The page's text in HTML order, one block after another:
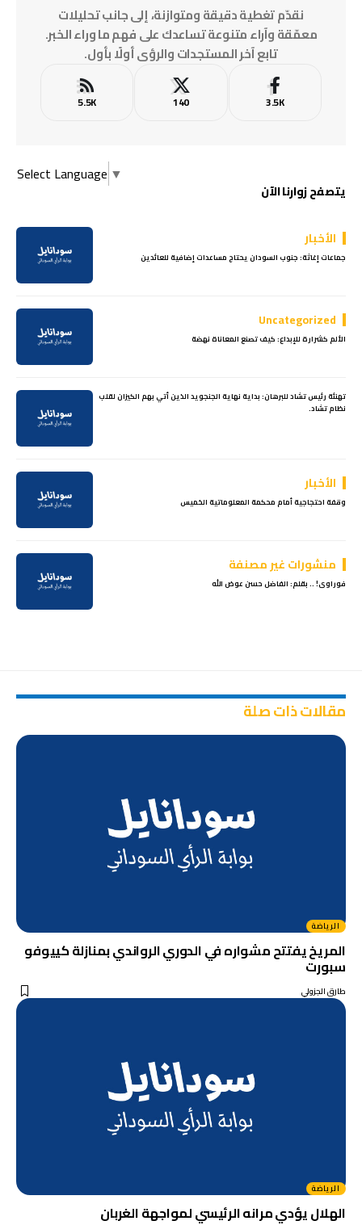
نقدّم تغطية دقيقة ومتوازنة، إلى جانب تحليلات
معمّقة وآراء متنوعة تساعدك على فهم ما وراء الخبر.
تابع آخر المستجدات والرؤى أولًا بأول.
3.5K
140
5.5K
Select Language ▼
يتصفح زوارنا الآن
الأخبار
جماعات إغاثة: جنوب السودان يحتاج مساعدات إضافية للعائدين
Uncategorized
الألم كشرارة للإبداع: كيف تصنع المعاناة نهضة
تهنئة رئيس تشاد للبرهان: بداية نهاية الجنجويد الذين أتي بهم الكيزان لقلب
نظام تشاد.
الأخبار
وقفة احتجاجية أمام محكمة المعلوماتية الخميس
منشورات غير مصنفة
فوراوى! .. بقلم: الفاضل حسن عوض الله
مقالات ذات صلة
الرياضة
المريخ يفتتح مشواره في الدوري الرواندي بمنازلة كييوفو
سبورت
طارق الجزولي
الرياضة
الهلال يؤدي مرانه الرئيسي لمواجهة الغربان